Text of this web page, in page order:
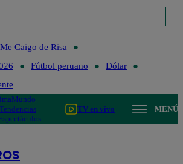
Me Caigo de Risa
Fútbol peruano
Dólar
Mundo
Tendencias
TV en vivo MENÚ